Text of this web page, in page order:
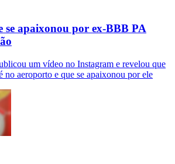
se apaixonou por ex-BBB PA
um vídeo no Instagram e revelou que
no aeroporto e que se apaixonou por ele